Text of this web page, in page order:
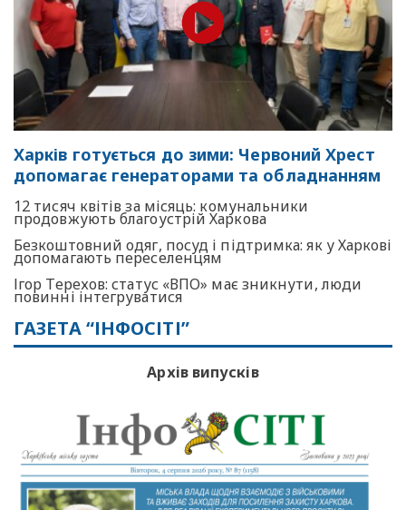
Харків готується до зими: Червоний Хрест
допомагає генераторами та обладнанням
12 тисяч квітів за місяць: комунальники
продовжують благоустрій Харкова
Безкоштовний одяг, посуд і підтримка: як у Харкові
допомагають переселенцям
Ігор Терехов: статус «ВПО» має зникнути, люди
повинні інтегруватися
ГАЗЕТА “ІНФОСІТІ”
Архів випусків